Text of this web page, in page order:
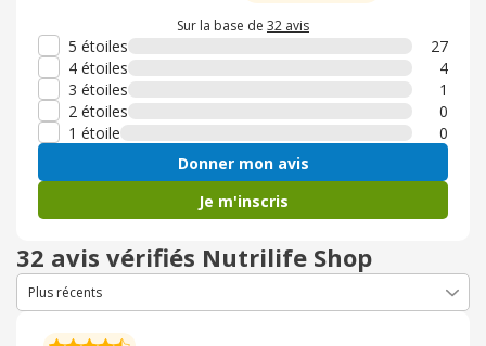
Sur la base de 32 avis
5 étoiles
27
4 étoiles
4
3 étoiles
1
2 étoiles
0
1 étoile
0
Donner mon avis
Je m'inscris
32 avis vérifiés Nutrilife Shop